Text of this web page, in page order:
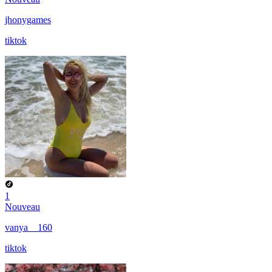
jhonygames
tiktok
1
Nouveau
vanya__160
tiktok